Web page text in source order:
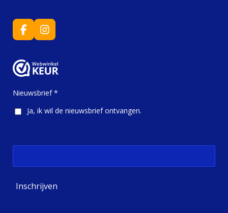
F
a
e
b
o
I
n
t
a
r
m
Nieuwsbrief *
Ja, ik wil de nieuwsbrief ontvangen.
Inschrijven